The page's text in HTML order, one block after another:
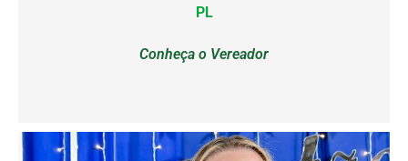
PL
Conheça o Vereador